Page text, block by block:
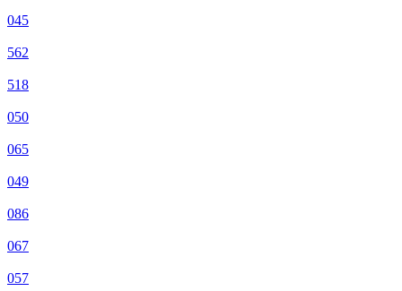
045
562
518
050
065
049
086
067
057